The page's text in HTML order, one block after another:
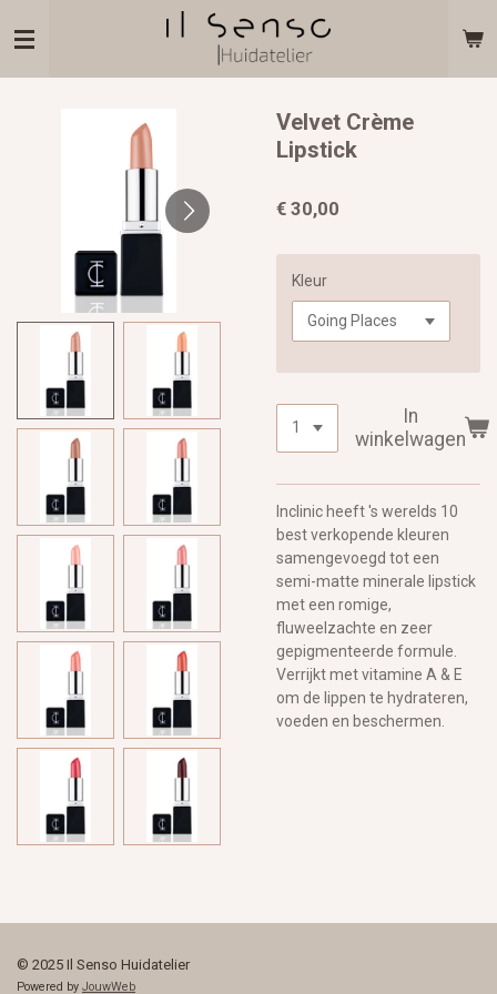
direct
Velvet Crème
Lipstick
€ 30,00
Kleur
In
winkelwagen
Inclinic heeft 's werelds 10
best verkopende kleuren
samengevoegd tot een
semi-matte minerale lipstick
met een romige,
fluweelzachte en zeer
gepigmenteerde formule.
Verrijkt met vitamine A & E
om de lippen te hydrateren,
voeden en beschermen.
© 2025 Il Senso Huidatelier
Powered by JouwWeb